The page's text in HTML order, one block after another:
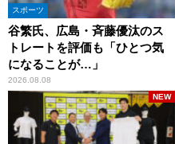
スポーツ
谷繁氏、広島・斉藤優汰のス
トレートを評価も「ひとつ気
になることが…」
2026.08.08
NEW